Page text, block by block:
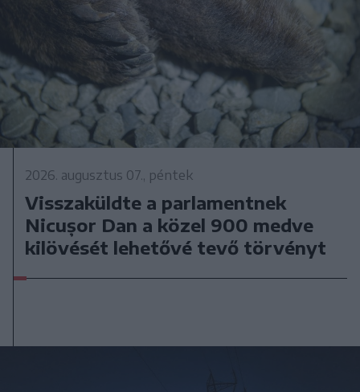
2026. augusztus 07., péntek
Visszaküldte a parlamentnek
Nicușor Dan a közel 900 medve
kilövését lehetővé tevő törvényt